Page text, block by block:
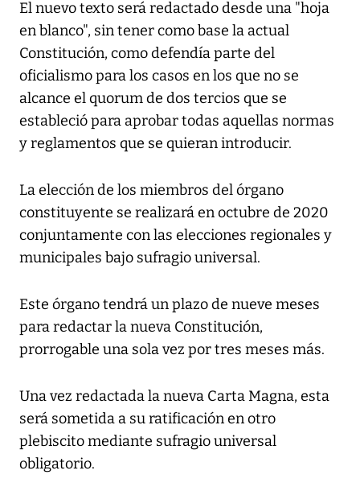
El nuevo texto será redactado desde una "hoja
en blanco", sin tener como base la actual
Constitución, como defendía parte del
oficialismo para los casos en los que no se
alcance el quorum de dos tercios que se
estableció para aprobar todas aquellas normas
y reglamentos que se quieran introducir.
La elección de los miembros del órgano
constituyente se realizará en octubre de 2020
conjuntamente con las elecciones regionales y
municipales bajo sufragio universal.
Este órgano tendrá un plazo de nueve meses
para redactar la nueva Constitución,
prorrogable una sola vez por tres meses más.
Una vez redactada la nueva Carta Magna, esta
será sometida a su ratificación en otro
plebiscito mediante sufragio universal
obligatorio.